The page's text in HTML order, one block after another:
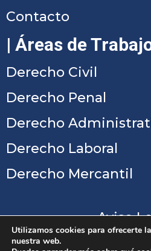
Contacto
| Áreas de
Derecho Civil
Derecho Penal
Derecho
Derecho Laboral
Derecho Mercantil
Aviso
Utilizamos cookies para ofrecerte
nuestra web.